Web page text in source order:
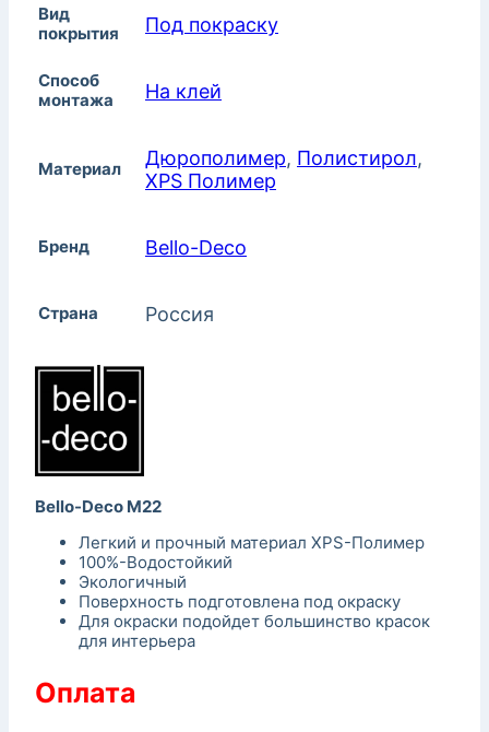
Вид
покрытия
Под покраску
Способ
монтажа
На клей
Материал Дюрополимер, Полистирол,
XPS Полимер
Бренд Bello-Decо
Страна Россия
Bello-Deco M22
Легкий и прочный материал XPS-Полимер
100%-Водостойкий
Экологичный
Поверхность подготовлена под окраску
Для окраски подойдет большинство красок
для интерьера
Оплата